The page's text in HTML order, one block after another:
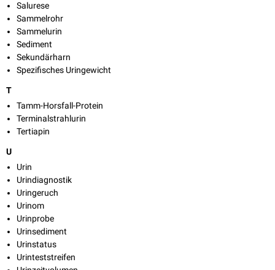
Salurese
Sammelrohr
Sammelurin
Sediment
Sekundärharn
Spezifisches Uringewicht
T
Tamm-Horsfall-Protein
Terminalstrahlurin
Tertiapin
U
Urin
Urindiagnostik
Uringeruch
Urinom
Urinprobe
Urinsediment
Urinstatus
Urinteststreifen